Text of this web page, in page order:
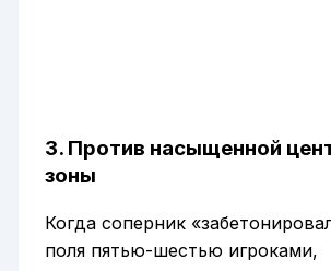
3. Против насыщенной
зоны
Когда соперник
поля пятью-шестью игроками,